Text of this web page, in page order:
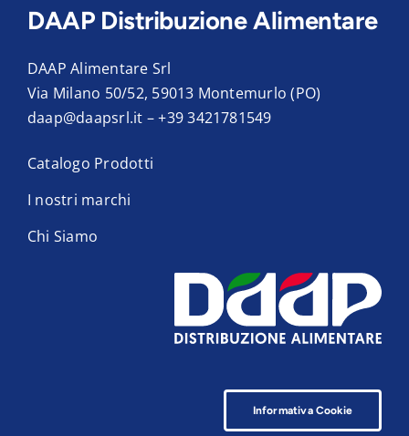
DAAP Distribuzione Alimentare
DAAP Alimentare Srl
Via Milano 50/52, 59013 Montemurlo (PO)
daap@daapsrl.it –+39 3421781549
Catalogo Prodotti
I nostri marchi
Chi Siamo
Informativa Cookie